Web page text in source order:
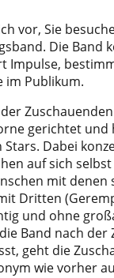
vor, Sie
Die Band
Impulse,
im Publikum.
gerichtet und
Stars. Dabei
auf sich
mit denen
Dritten
und ohne
Band nach der
geht die
wie vorher